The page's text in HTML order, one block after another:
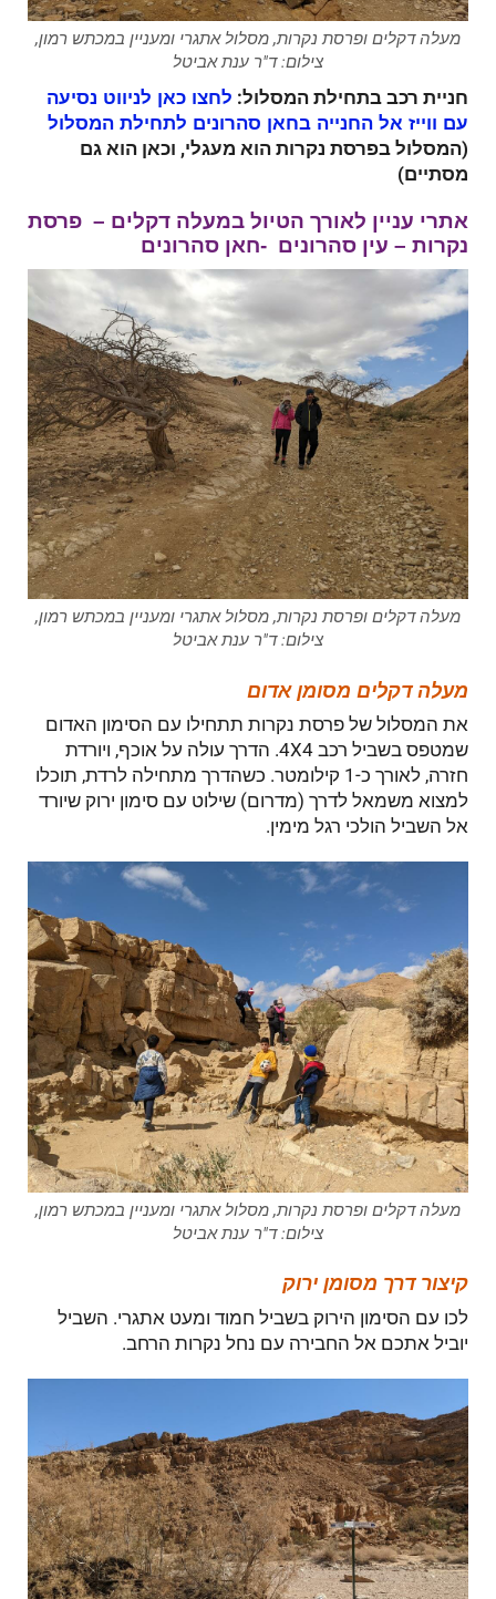
מעלה דקלים ופרסת נקרות, מסלול אתגרי ומעניין במכתש רמון,
צילום: ד"ר ענת אביטל
חניית רכב בתחילת המסלול: לחצו כאן לניווט נסיעה
עם ווייז אל החנייה בחאן סהרונים לתחילת המסלול
(המסלול בפרסת נקרות הוא מעגלי, וכאן הוא גם
מסתיים)
אתרי עניין לאורך הטיול במעלה דקלים – פרסת
נקרות – עין סהרונים -חאן סהרונים
מעלה דקלים ופרסת נקרות, מסלול אתגרי ומעניין במכתש רמון,
צילום: ד"ר ענת אביטל
מעלה דקלים מסומן אדום
את המסלול של פרסת נקרות תתחילו עם הסימון האדום
שמטפס בשביל רכב 4X4. הדרך עולה על אוכף, ויורדת
חזרה, לאורך כ-1 קילומטר. כשהדרך מתחילה לרדת, תוכלו
למצוא משמאל לדרך (מדרום) שילוט עם סימון ירוק שיורד
אל השביל הולכי רגל מימין.
מעלה דקלים ופרסת נקרות, מסלול אתגרי ומעניין במכתש רמון,
צילום: ד"ר ענת אביטל
קיצור דרך מסומן ירוק
לכו עם הסימון הירוק בשביל חמוד ומעט אתגרי. השביל
יוביל אתכם אל החבירה עם נחל נקרות הרחב.